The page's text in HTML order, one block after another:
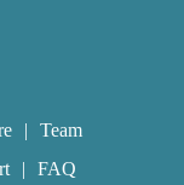
Team
FAQ